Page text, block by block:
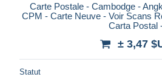
Carte Postale - Cambodge -
CPM - Carte Neuve - Voir Scans
Carta Postal
± 3,47
Statut